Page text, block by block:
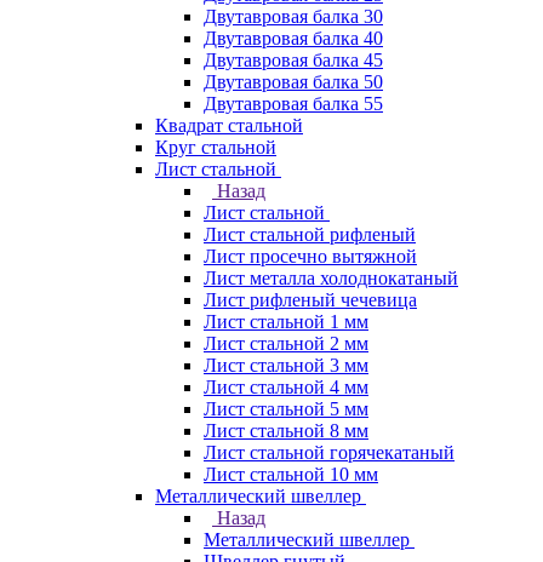
Двутавровая балка 30
Двутавровая балка 40
Двутавровая балка 45
Двутавровая балка 50
Двутавровая балка 55
Квадрат стальной
Круг стальной
Лист стальной
Назад
Лист стальной
Лист стальной рифленый
Лист просечно вытяжной
Лист металла холоднокатаный
Лист рифленый чечевица
Лист стальной 1 мм
Лист стальной 2 мм
Лист стальной 3 мм
Лист стальной 4 мм
Лист стальной 5 мм
Лист стальной 8 мм
Лист стальной горячекатаный
Лист стальной 10 мм
Металлический швеллер
Назад
Металлический швеллер